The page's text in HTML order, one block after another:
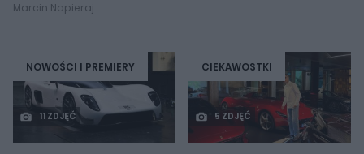
Marcin Napieraj
NOWOŚCI I PREMIERY
11 ZDJĘĆ
CIEKAWOSTKI
5 ZDJĘĆ